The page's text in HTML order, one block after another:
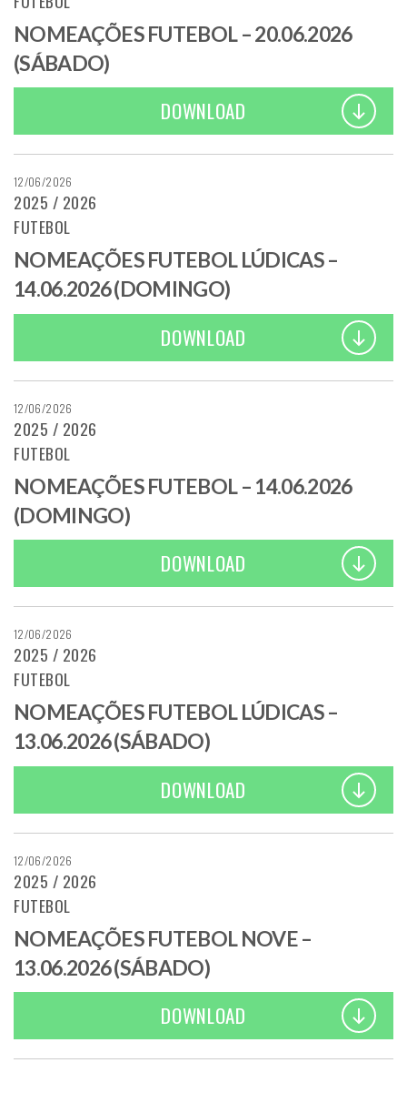
NOMEAÇÕES FUTEBOL – 20.06.2026
(SÁBADO)
DOWNLOAD
12/06/2026
2025 / 2026
FUTEBOL
NOMEAÇÕES FUTEBOL LÚDICAS –
14.06.2026 (DOMINGO)
DOWNLOAD
12/06/2026
2025 / 2026
FUTEBOL
NOMEAÇÕES FUTEBOL – 14.06.2026
(DOMINGO)
DOWNLOAD
12/06/2026
2025 / 2026
FUTEBOL
NOMEAÇÕES FUTEBOL LÚDICAS –
13.06.2026 (SÁBADO)
DOWNLOAD
12/06/2026
2025 / 2026
FUTEBOL
NOMEAÇÕES FUTEBOL NOVE –
13.06.2026 (SÁBADO)
DOWNLOAD